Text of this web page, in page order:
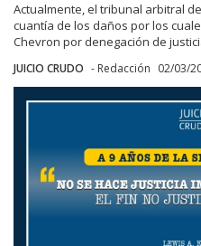
Actualmente, el tribunal arbitral
cuantía de los daños por los
Chevron por denegación de
JUICIO CRUDO - Redacción 02/03/